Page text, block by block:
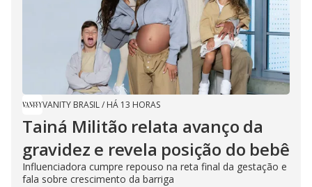
VANITY BRASIL/ HÁ 13 HORAS
Tainá Militão relata avanço da
gravidez e revela posição do bebê
Influenciadora cumpre repouso na reta final da gestação e
fala sobre crescimento da barriga